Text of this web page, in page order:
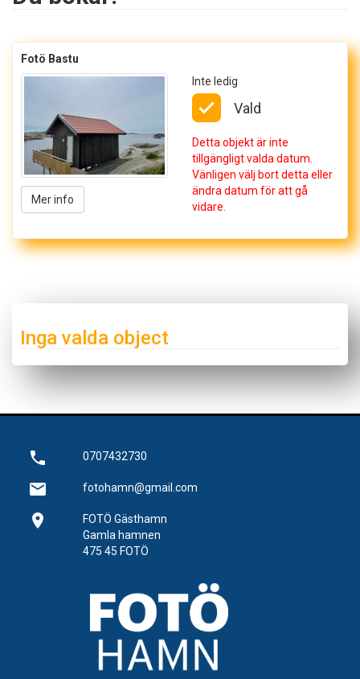
Fotö Bastu
Mer info
Inte ledig
Vald
Detta objekt är inte
tillgängligt valda datum.
Vänligen välj bort detta eller
ändra datum för att gå
vidare.
Inga valda object
phone 0707432730
email fotohamn@gmail.com
location_on
FOTÖ Gästhamn
Gamla hamnen
475 45 FOTÖ